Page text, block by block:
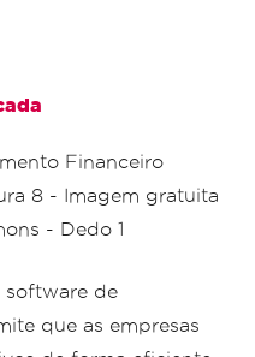
Financeiro
8 - Imagem gratuita
- Dedo 1
software de
que as empresas